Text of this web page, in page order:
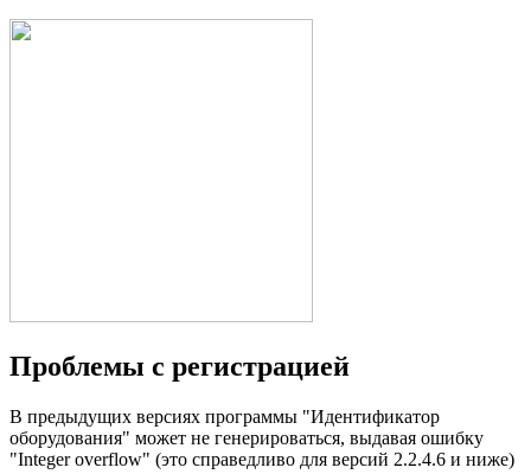
Проблемы с регистрацией
В предыдущих версиях программы "Идентификатор
оборудования" может не генерироваться, выдавая ошибку
"Integer overflow" (это справедливо для версий 2.2.4.6 и ниже)